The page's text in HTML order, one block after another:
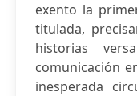
exento la
titulada,
historias
comunicación
inesperada